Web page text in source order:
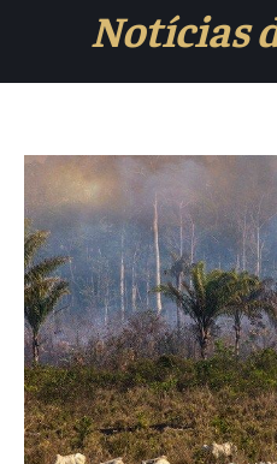
Notícias